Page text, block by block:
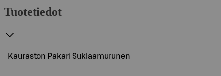
Tuotetiedot
Kauraston Pakari Suklaamurunen